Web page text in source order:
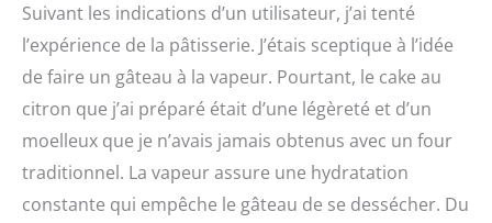
Suivant les indications d’un utilisateur, j’ai tenté
l’expérience de la pâtisserie. J’étais sceptique à l’idée
de faire un gâteau à la vapeur. Pourtant, le cake au
citron que j’ai préparé était d’une légèreté et d’un
moelleux que je n’avais jamais obtenus avec un four
traditionnel. La vapeur assure une hydratation
constante qui empêche le gâteau de se dessécher. Du